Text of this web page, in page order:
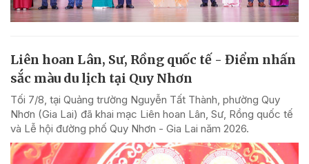
Liên hoan Lân, Sư, Rồng quốc tế - Điểm nhấn
sắc màu du lịch tại Quy Nhơn
Tối 7/8, tại Quảng trường Nguyễn Tất Thành, phường Quy
Nhơn (Gia Lai) đã khai mạc Liên hoan Lân, Sư, Rồng quốc tế
và Lễ hội đường phố Quy Nhơn - Gia Lai năm 2026.